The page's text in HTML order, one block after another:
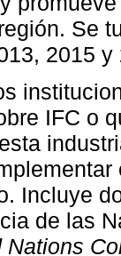
Se
2015 y
IFC o
Incluye
de las
Nations